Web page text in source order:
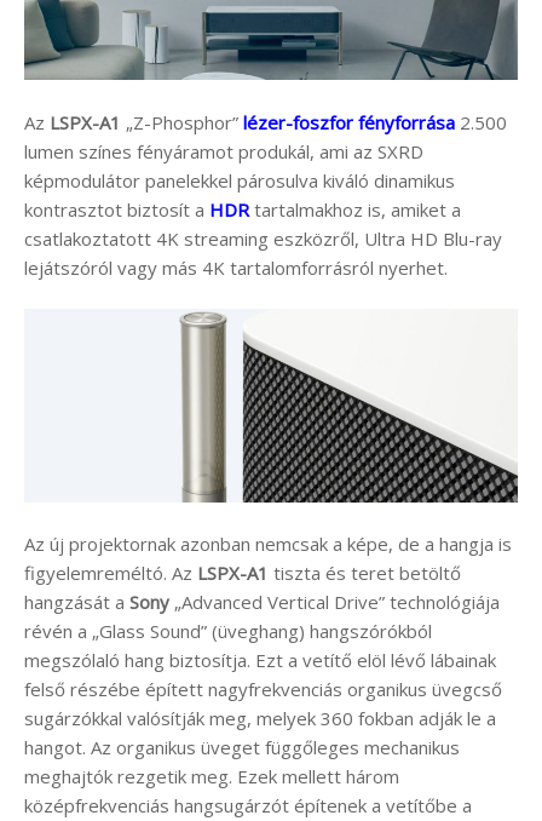
Az LSPX-A1 „Z-Phosphor” lézer-foszfor fényforrása 2.500
lumen színes fényáramot produkál, ami az SXRD
képmodulátor panelekkel párosulva kiváló dinamikus
kontrasztot biztosít a HDR tartalmakhoz is, amiket a
csatlakoztatott 4K streaming eszközről, Ultra HD Blu-ray
lejátszóról vagy más 4K tartalomforrásról nyerhet.
Az új projektornak azonban nemcsak a képe, de a hangja is
figyelemreméltó. Az LSPX-A1 tiszta és teret betöltő
hangzását a Sony „Advanced Vertical Drive” technológiája
révén a „Glass Sound” (üveghang) hangszórókból
megszólaló hang biztosítja. Ezt a vetítő elöl lévő lábainak
felső részébe épített nagyfrekvenciás organikus üvegcső
sugárzókkal valósítják meg, melyek 360 fokban adják le a
hangot. Az organikus üveget függőleges mechanikus
meghajtók rezgetik meg. Ezek mellett három
középfrekvenciás hangsugárzót építenek a vetítőbe a